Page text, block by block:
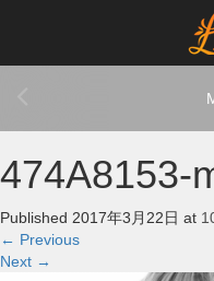
474A8153-
Published 2017年3月22日 at
← Previous
Next →